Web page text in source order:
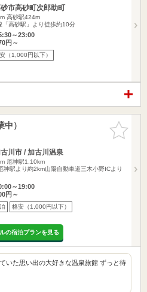
市高砂町次郎助町
高砂駅424m
「高砂駅」より徒歩約10分
～23:00
円～
（1,000円以下）
お気に入
りに追加
）
川市 / 加古川温泉
厄神駅1.10km
神駅より約2km山陽自動車道三木小野ICより
～19:00
円～
格安（1,000円以下）
の宿泊プランを見る
いた思い出の大好きな温泉旅館 ずっと待